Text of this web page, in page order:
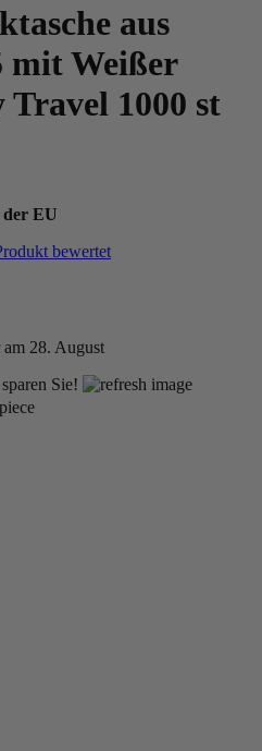
aus
mit Weißer
1000 st
EU
bewertet
28. August
Sie!